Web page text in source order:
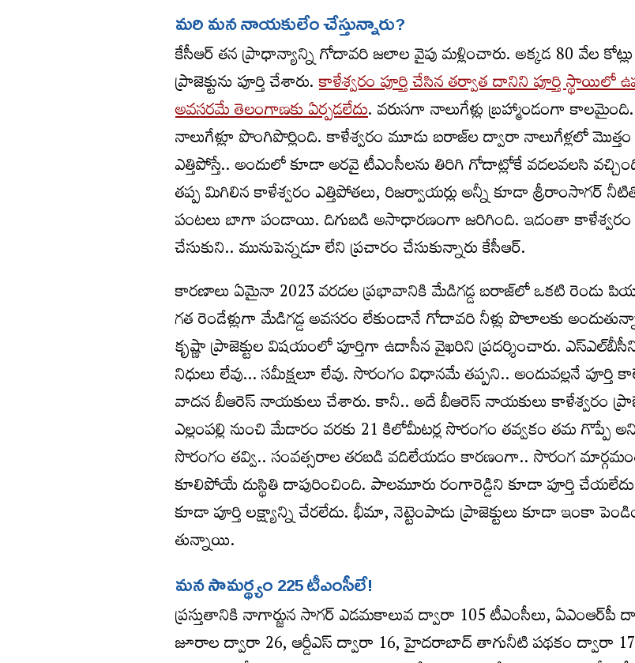
మరి మన నాయకులేం చేస్తున్నారు?
కేసీఆర్‌ తన ప్రాధాన్యాన్ని గోదావరి జలాల వైపు మళ్లించారు. అక్కడ 80 వేల కోట్లు
ప్రాజెక్టును పూర్తి చేశారు.కాళేశ్వరం పూర్తి చేసిన తర్వాత దానిని పూర్తి స్థాయిలో
అవసరమే తెలంగాణకు ఏర్పడలేదు. వరుసగా నాలుగేళ్లు బ్రహ్మాండంగా
నాలుగేళ్లూ పొంగిపొర్లింది. కాళేశ్వరం మూడు బరాజ్‌ల ద్వారా నాలుగేళ్లలో
ఎత్తిపోస్తే.. అందులో కూడా అరవై టీఎంసీలను తిరిగి గోదాట్లోకే వదలవలసి
తప్ప మిగిలిన కాళేశ్వరం ఎత్తిపోతలు, రిజర్వాయర్లు అన్నీ కూడా శ్రీరాంసాగర్‌
పంటలు బాగా పండాయి. దిగుబడి అసాధారణంగా జరిగింది. ఇదంతా
చేసుకుని.. మునుపెన్నడూ లేని ప్రచారం చేసుకున్నారు కేసీఆర్‌.
కారణాలు ఏమైనా 2023 వరదల ప్రభావానికి మేడిగడ్డ బరాజ్‌లో ఒకటి రెండు
గత రెండేళ్లుగా మేడిగడ్డ అవసరం లేకుండానే గోదావరి నీళ్లు పొలాలకు
కృష్ణా ప్రాజెక్టుల విషయంలో పూర్తిగా ఉదాసీన వైఖరిని ప్రదర్శించారు.
నిధులు లేవు… సమీక్షలూ లేవు. సొరంగం విధానమే తప్పని.. అందువల్లనే
వాదన బీఆరెస్‌ నాయకులు చేశారు. కానీ.. అదే బీఆరెస్‌ నాయకులు కాళేశ్వరం
ఎల్లంపల్లి నుంచి మేడారం వరకు 21 కిలోమీటర్ల సొరంగం తవ్వకం తమ గొప్పే
సొరంగం తవ్వి.. సంవత్సరాల తరబడి వదిలేయడం కారణంగా.. సొరంగ
కూలిపోయే దుస్థితి దాపురించింది. పాలమూరు రంగారెడ్డిని కూడా పూర్తి చేయలేదు.
కూడా పూర్తి లక్ష్యాన్ని చేరలేదు. భీమా, నెట్టెంపాడు ప్రాజెక్టులు కూడా ఇంకా
తున్నాయి.
మన సామర్థ్యం 225 టీఎంసీలే!
ప్రస్తుతానికి నాగార్జున సాగర్‌ ఎడమకాలువ ద్వారా 105 టీఎంసీలు, ఏఎంఆర్‌పీ
జూరాల ద్వారా 26, ఆర్డీఎస్‌ ద్వారా 16, హైదరాబాద్‌ తాగునీటి పథకం ద్వారా 17